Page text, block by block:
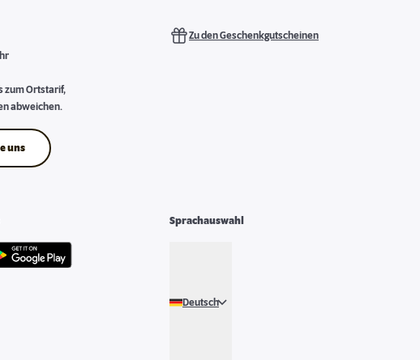
zum Ortstarif,
abweichen.
uns
Zu den Geschenkgutscheinen
Sprachauswahl
Deutsch